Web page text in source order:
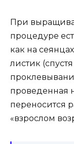
При
процедуре
как на
листик
проведенная
переносится
«взрослом